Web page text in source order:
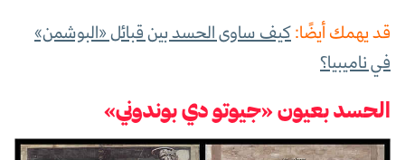
قد يهمك أيضًا:كيف ساوى الحسد بين قبائل «البوشمن»
في ناميبيا؟
الحسد بعيون «جيوتو دي بوندوني»